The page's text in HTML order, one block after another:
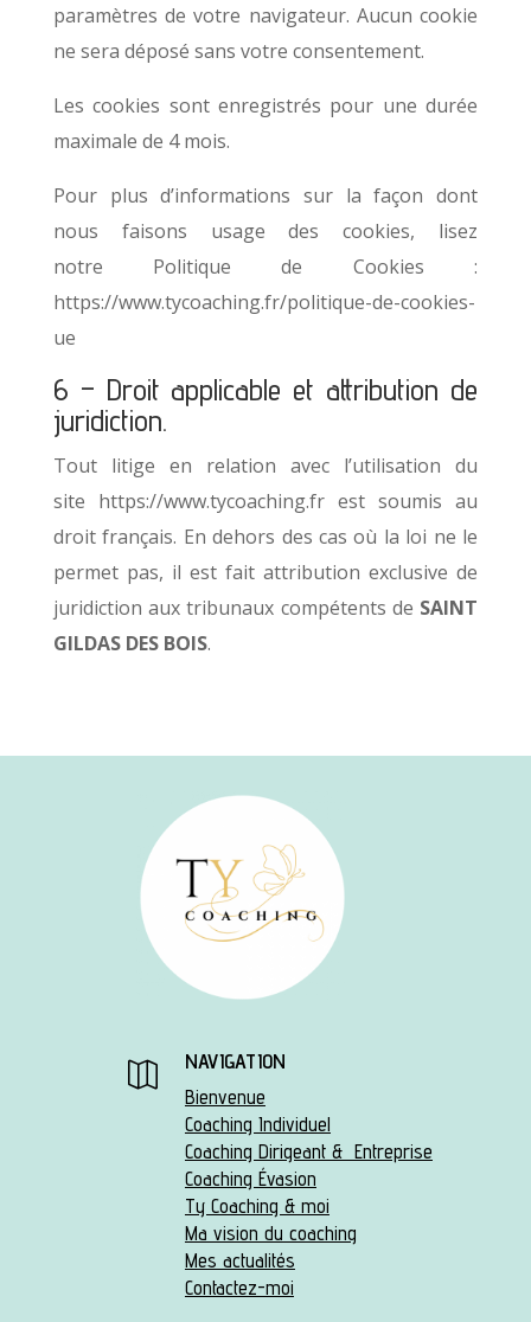
paramètres de votre navigateur. Aucun cookie
ne sera déposé sans votre consentement.
Les cookies sont enregistrés pour une durée
maximale de 4 mois.
Pour plus d’informations sur la façon dont
nous faisons usage des cookies, lisez
notre Politique de Cookies :
https://www.tycoaching.fr/politique-de-cookies-
ue
6 – Droit applicable et attribution de
juridiction.
Tout litige en relation avec l’utilisation du
site https://www.tycoaching.fr est soumis au
droit français. En dehors des cas où la loi ne le
permet pas, il est fait attribution exclusive de
juridiction aux tribunaux compétents de SAINT
GILDAS DES BOIS.
 NAVIGATION
Bienvenue
Coaching Individuel
Coaching Dirigeant & Entreprise
Coaching Évasion
Ty Coaching & moi
Ma vision du coaching
Mes actualités
Contactez-moi